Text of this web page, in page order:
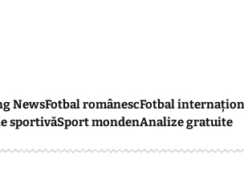
NewsFotbal românescFotbal
sportivăSport mondenAnalize gratuite